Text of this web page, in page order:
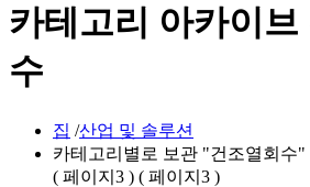
카테고리 아카이브
수
집 /산업 및 솔루션
카테고리별로 보관 "건조열회수"
( 페이지3 ) ( 페이지3 )